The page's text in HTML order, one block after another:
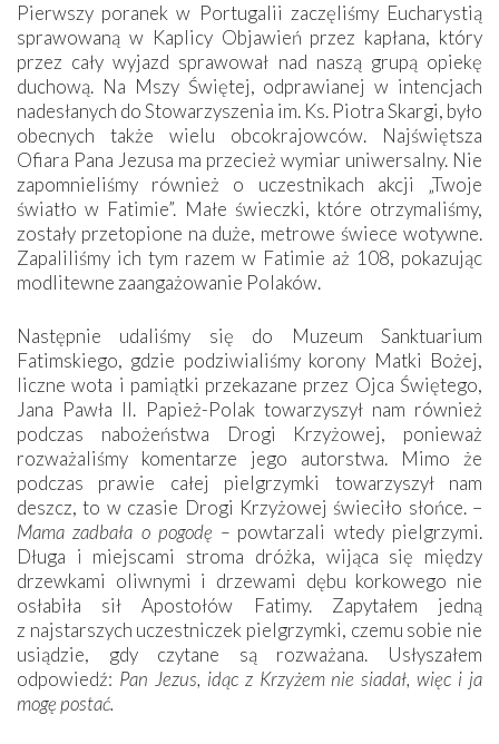
Pierwszy poranek w Portugalii zaczęliśmy Eucharystią
sprawowaną w Kaplicy Objawień przez kapłana, który
przez cały wyjazd sprawował nad naszą grupą opiekę
duchową. Na Mszy Świętej, odprawianej w intencjach
nadesłanych do Stowarzyszenia im. Ks. Piotra Skargi, było
obecnych także wielu obcokrajowców. Najświętsza
Ofiara Pana Jezusa ma przecież wymiar uniwersalny. Nie
zapomnieliśmy również o uczestnikach akcji „Twoje
światło w Fatimie”. Małe świeczki, które otrzymaliśmy,
zostały przetopione na duże, metrowe świece wotywne.
Zapaliliśmy ich tym razem w Fatimie aż 108, pokazując
modlitewne zaangażowanie Polaków.
Następnie udaliśmy się do Muzeum Sanktuarium
Fatimskiego, gdzie podziwialiśmy korony Matki Bożej,
liczne wota i pamiątki przekazane przez Ojca Świętego,
Jana Pawła II. Papież-Polak towarzyszył nam również
podczas nabożeństwa Drogi Krzyżowej, ponieważ
rozważaliśmy komentarze jego autorstwa. Mimo że
podczas prawie całej pielgrzymki towarzyszył nam
deszcz, to w czasie Drogi Krzyżowej świeciło słońce. –
Mama zadbała o pogodę – powtarzali wtedy pielgrzymi.
Długa i miejscami stroma dróżka, wijąca się między
drzewkami oliwnymi i drzewami dębu korkowego nie
osłabiła sił Apostołów Fatimy. Zapytałem jedną
z najstarszych uczestniczek pielgrzymki, czemu sobie nie
usiądzie, gdy czytane są rozważana. Usłyszałem
odpowiedź: Pan Jezus, idąc z Krzyżem nie siadał, więc i ja
mogę postać.